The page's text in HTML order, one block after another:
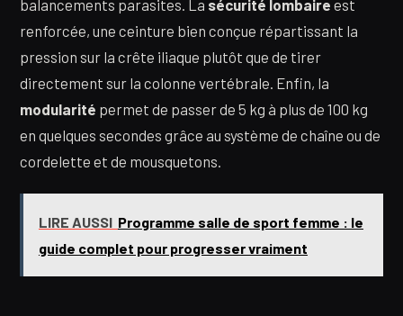
balancements parasites. La sécurité lombaire est
renforcée, une ceinture bien conçue répartissant la
pression sur la crête iliaque plutôt que de tirer
directement sur la colonne vertébrale. Enfin, la
modularité permet de passer de 5 kg à plus de 100 kg
en quelques secondes grâce au système de chaîne ou de
cordelette et de mousquetons.
LIRE AUSSI Programme salle de sport femme : le
guide complet pour progresser vraiment